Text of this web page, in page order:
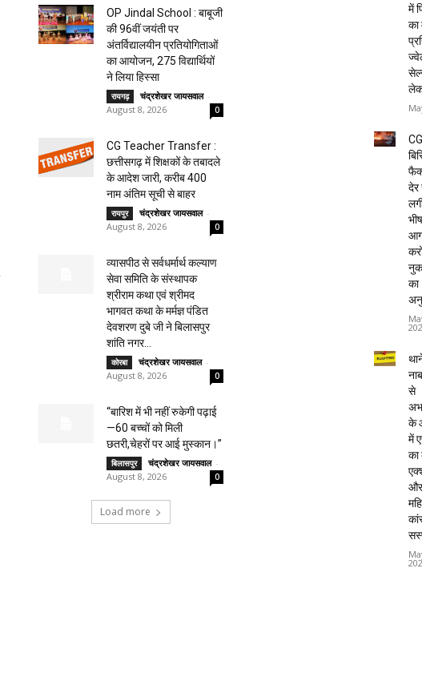
OP Jindal School : बाबूजी
की 96वीं जयंती पर
अंतर्विद्यालयीन प्रतियोगिताओं
का आयोजन, 275 विद्यार्थियों
ने लिया हिस्सा
रायगढ़ चंद्रशेखर जायसवाल -
August 8, 2026
0
CG Teacher Transfer :
छत्तीसगढ़ में शिक्षकों के तबादले
के आदेश जारी, करीब 400
नाम अंतिम सूची से बाहर
रायपुर चंद्रशेखर जायसवाल -
August 8, 2026
0
व्यासपीठ से सर्वधर्मार्थ कल्याण
सेवा समिति के संस्थापक
श्रीराम कथा एवं श्रीमद
भागवत कथा के मर्मज्ञ पंडित
देवशरण दुबे जी ने बिलासपुर
शांति नगर...
कोरबा चंद्रशेखर जायसवाल -
August 8, 2026
0
“बारिश में भी नहीं रुकेगी पढ़ाई
—60 बच्चों को मिली
छतरी,चेहरों पर आई मुस्कान।”
बिलासपुर चंद्रशेखर जायसवाल -
August 8, 2026
0
Load more
में
का
देर
का
से
के
में
का
और